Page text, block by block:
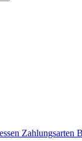
Zahlungsarten